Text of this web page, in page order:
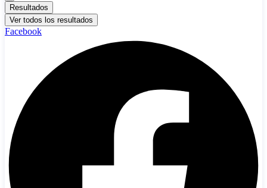
Resultados
Ver todos los resultados
Facebook